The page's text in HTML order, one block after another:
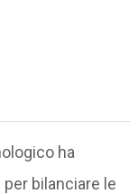
ha
bilanciare le